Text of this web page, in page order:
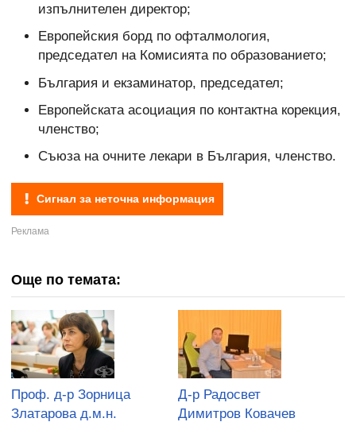
изпълнителен директор;
Европейския борд по офталмология,
председател на Комисията по образованието;
България и екзаминатор, председател;
Европейската асоциация по контактна корекция,
членство;
Съюза на очните лекари в България, членство.
Сигнал за неточна информация
Още по темата:
Проф. д-р Зорница
Златарова д.м.н.
Д-р Радосвет
Димитров Ковачев